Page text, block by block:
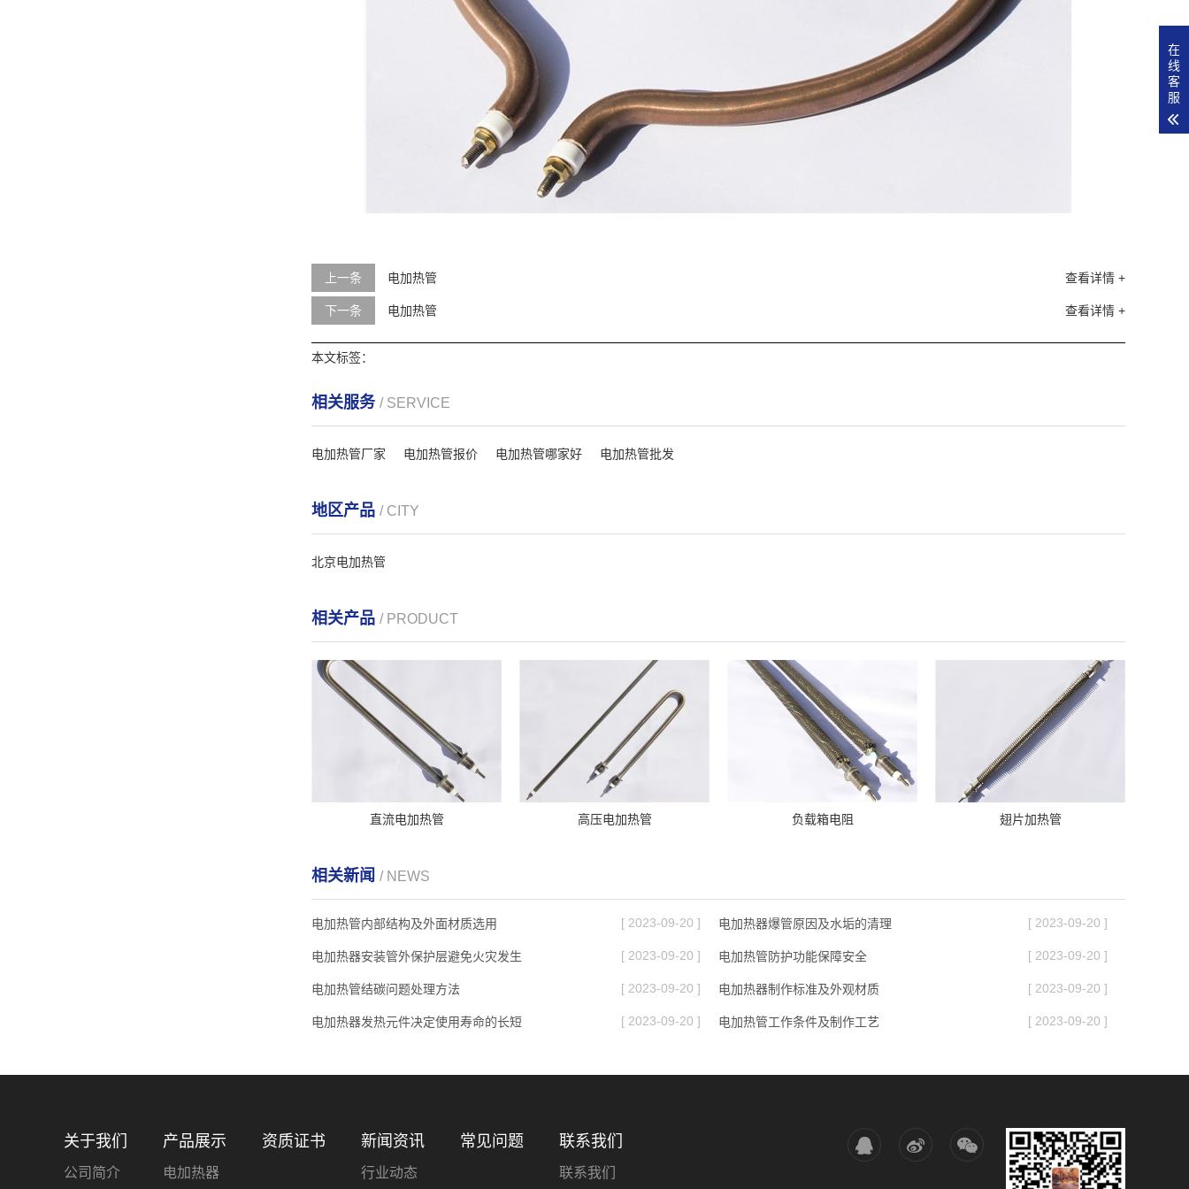
上一条 查看详情 +
电加热管
下一条 查看详情 +
电加热管
本文标签：
相关服务 / SERVICE
电加热管厂家 电加热管报价 电加热管哪家好 电加热管批发
地区产品 / CITY
北京电加热管
相关产品 / PRODUCT
直流电加热管 高压电加热管 负载箱电阻 翅片加热管
相关新闻 / NEWS
电加热管内部结构及外面材质选用 [ 2023-09-20 ] 电加热器爆管原因及水垢的清理 [ 2023-09-20 ]
电加热器安装管外保护层避免火灾发生 [ 2023-09-20 ] 电加热管防护功能保障安全 [ 2023-09-20 ]
电加热管结碳问题处理方法 [ 2023-09-20 ] 电加热器制作标准及外观材质 [ 2023-09-20 ]
电加热器发热元件决定使用寿命的长短 [ 2023-09-20 ] 电加热管工作条件及制作工艺 [ 2023-09-20 ]
关于我们
公司简介
产品展示
电加热器
资质证书 新闻资讯
行业动态
常见问题 联系我们
联系我们
在
线
客
服